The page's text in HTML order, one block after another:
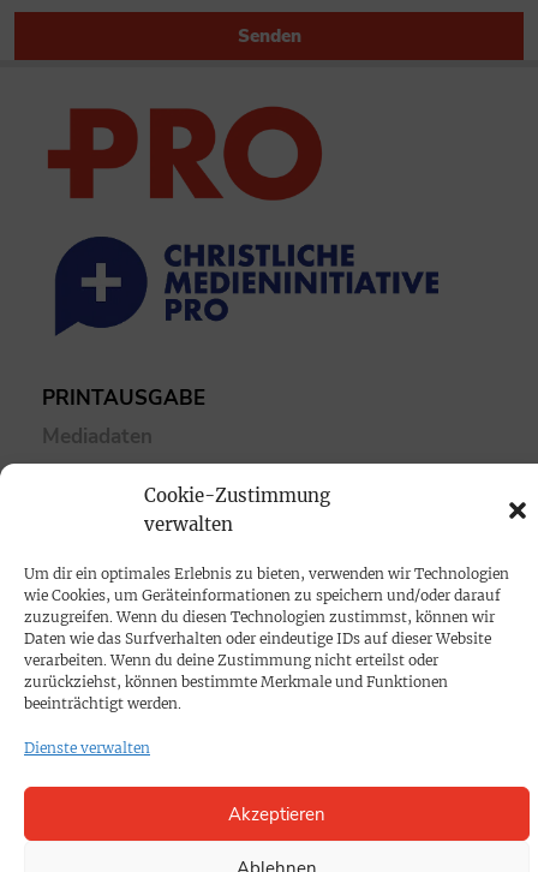
Cookie-Zustimmung
verwalten
Um dir ein optimales Erlebnis zu bieten, verwenden wir Technologien
wie Cookies, um Geräteinformationen zu speichern und/oder darauf
zuzugreifen. Wenn du diesen Technologien zustimmst, können wir
Daten wie das Surfverhalten oder eindeutige IDs auf dieser Website
verarbeiten. Wenn du deine Zustimmung nicht erteilst oder
zurückziehst, können bestimmte Merkmale und Funktionen
beeinträchtigt werden.
Dienste verwalten
Akzeptieren
Senden
PRINTAUSGABE
Mediadaten
PROKOMPAKT
SPENDEN
Datenschutz
KONTAKT
Cookie-Richtlinie